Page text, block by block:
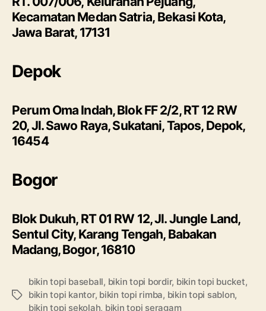
Kecamatan Medan Satria, Bekasi Kota,
Jawa Barat, 17131
Depok
Perum Oma Indah, Blok FF 2/2, RT 12 RW
20, Jl. Sawo Raya, Sukatani, Tapos, Depok,
16454
Bogor
Blok Dukuh, RT 01 RW 12, Jl. Jungle Land,
Sentul City, Karang Tengah, Babakan
Madang, Bogor, 16810
Tags
bikin topi baseball, bikin topi bordir, bikin topi bucket,
bikin topi kantor, bikin topi rimba, bikin topi sablon,
bikin topi sekolah, bikin topi seragam